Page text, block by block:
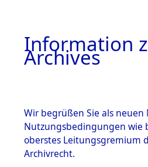
Information
Archives
Wir begrüßen Sie als neuen
Nutzungsbedingungen wie
oberstes Leitungsgremium
Archivrecht.